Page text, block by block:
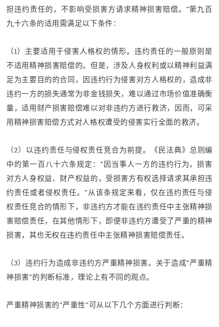
担违约责任的，不影响受损害方请求精神损害赔偿。”第九百
九十六条的适用需满足以下条件：
（1）主要适用于侵害人格权的情形。违约责任的一般原则是
不适用精神损害赔偿的。但是，涉及人身权利或以精神利益满
足为主要目的的合同，因违约行为侵害对方人格权的，造成非
违约一方的损失通常为非金钱损失，难以通过市场价值准确衡
量，适用财产损害赔偿难以对非违约方进行救济，因而，可采
用精神损害赔偿方式对人格权遭受的侵害实行全面的救济。
（2）以违约责任与侵权责任竞合为前提。《民法典》总则编
中的第一百八十六条规定：”因当事人一方的违约行为，损害
对方人身权益、财产权益的，受损害方有权选择请求其承担违
约责任或者侵权责任。”从该条规定来看，仅在违约责任与侵
权责任竞合的情形下，非违约方才能在违约责任中主张精神损
害赔偿责任，在其他情形下，即便非违约方遭受了严重的精神
损害，其也无权在违约责任中主张精神损害赔偿责任。
（3）违约行为造成非违约方严重精神损害。关于造成”严重精
神损害”的判断标准，理论上有不同的观点。
严重精神损害的”严重性”可从以下几个方面进行判断：